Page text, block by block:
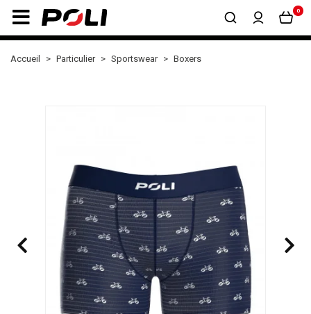
0
Accueil Particulier Sportswear Boxers